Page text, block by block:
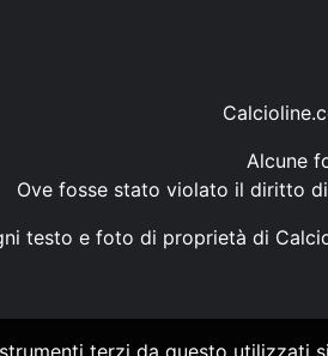
Alcune
Ove fosse stato violato il diritto
testo e foto di proprietà di
terzi da questo utilizzati